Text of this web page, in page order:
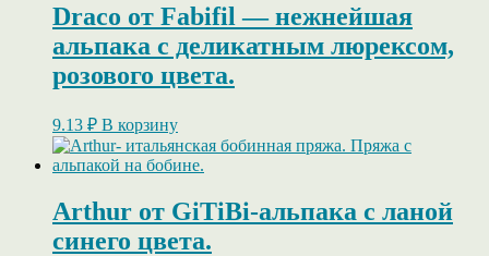
Draco от Fabifil — нежнейшая
альпака с деликатным люрексом,
розового цвета.
9.13 ₽ В корзину
Arthur от GiTiBi-альпака с ланой
синего цвета.